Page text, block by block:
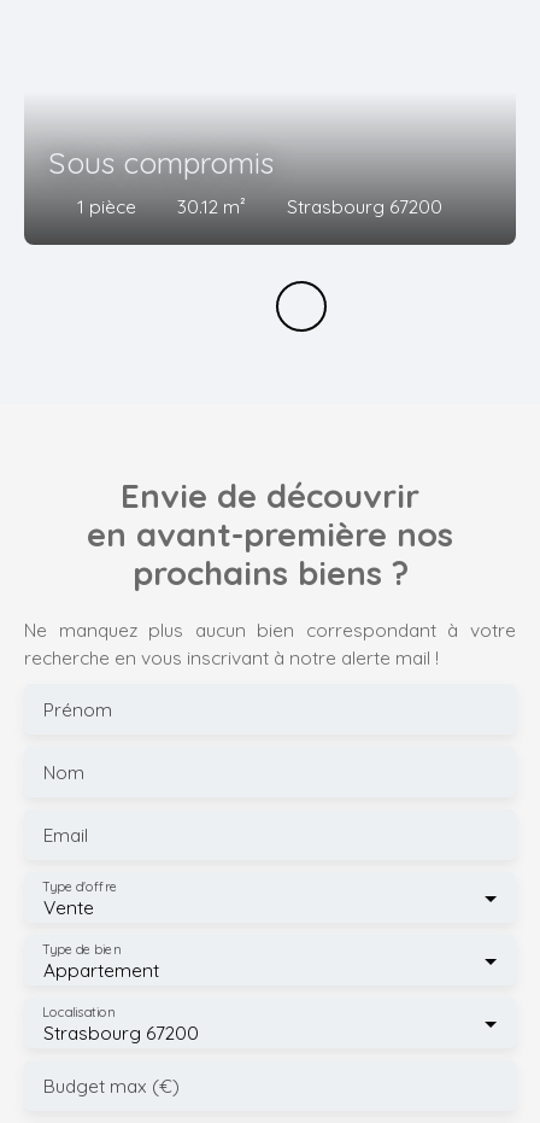
Sous compromis
1 pièce 30.12 m² Strasbourg 67200
Envie de découvrir
en avant-première nos
prochains biens ?
Ne manquez plus aucun bien correspondant à votre
recherche en vous inscrivant à notre alerte mail !
Prénom
Nom
Email
Vente
Type d'offre
Appartement
Type de bien
Strasbourg 67200
Localisation
Budget max (€)